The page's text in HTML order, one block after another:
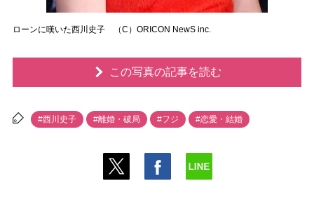
ローンに嘆いた西川史子 （C）ORICON NewS inc.
この写真の記事を読む
#西川史子 #離婚・破局 #フジ #恋愛・結婚